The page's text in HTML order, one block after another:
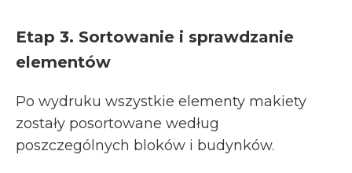
Etap 3. Sortowanie i sprawdzanie
elementów
Po wydruku wszystkie elementy makiety
zostały posortowane według
poszczególnych bloków i budynków.